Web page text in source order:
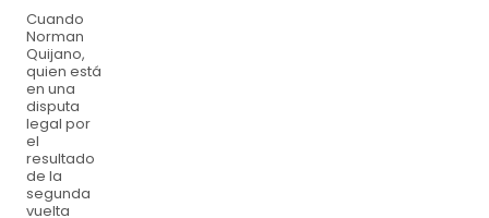
Cuando
Norman
Quijano,
quien está
en una
disputa
legal por
el
resultado
de la
segunda
vuelta